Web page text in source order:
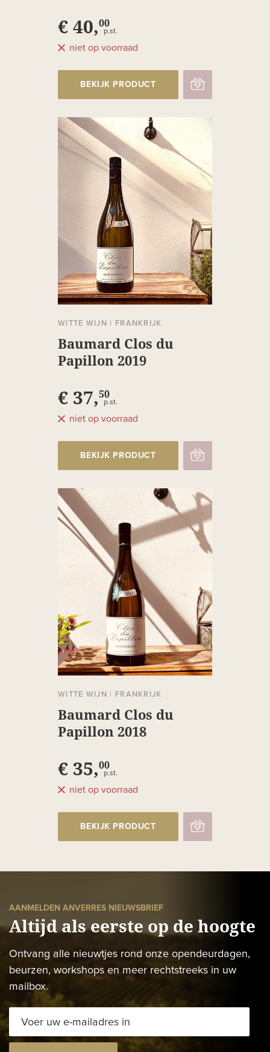
€ 40,00
p.st.
niet op voorraad
BEKIJK PRODUCT
WITTE WIJN | FRANKRIJK
Baumard Clos du
Papillon 2019
€ 37,50
p.st.
niet op voorraad
BEKIJK PRODUCT
WITTE WIJN | FRANKRIJK
Baumard Clos du
Papillon 2018
€ 35,00
p.st.
niet op voorraad
BEKIJK PRODUCT
AANMELDEN ANVERRES NIEUWSBRIEF
Altijd als eerste op de hoogte
Ontvang alle nieuwtjes rond onze opendeurdagen,
beurzen, workshops en meer rechtstreeks in uw
mailbox.